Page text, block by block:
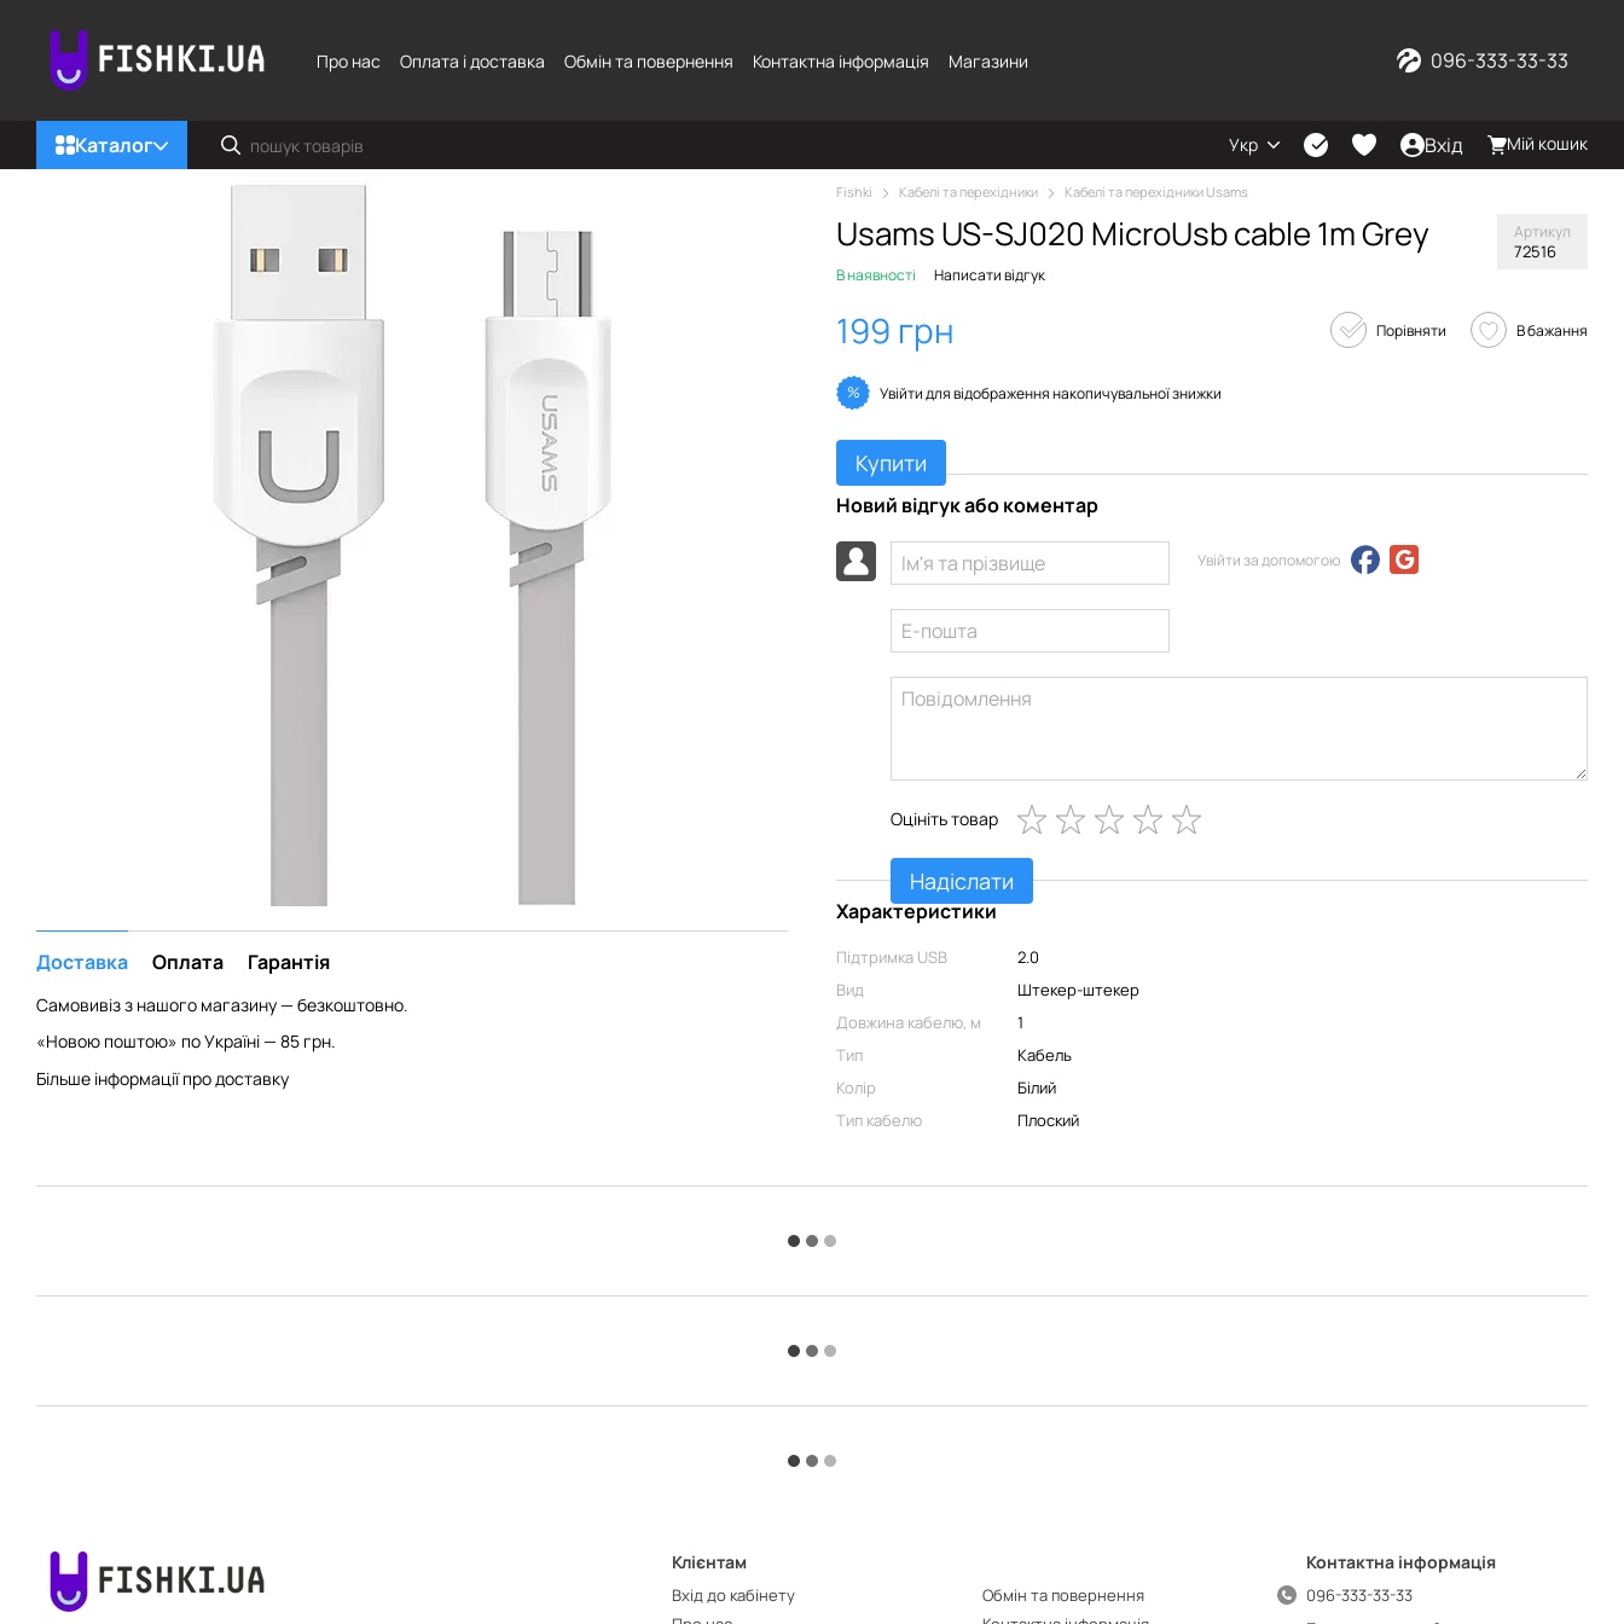
Про нас
Оплата і доставка Обмін та повернення Контактна інформація Магазини 096-333-33-33
Каталог Укр Вхід Мій кошик
Доставка Оплата Гарантія
Самовивіз з нашого магазину — безкоштовно.
«Новою поштою» по Україні — 85 грн.
Більше інформації про доставку
Fishki Кабелі та перехідники Кабелі та перехідники Usams
Usams US-SJ020 MicroUsb cable 1m Grey Артикул
72516
В наявності Написати відгук
199 грн Порівняти В бажання
% Увійтидля відображення накопичувальної знижки
Купити
Новий відгук або коментар
Увійти за допомогою
Оцініть товар
Надіслати
Характеристики
Підтримка USB
2.0
Вид
Штекер-штекер
Довжина кабелю, м
1
Тип
Кабель
Колір
Білий
Тип кабелю
Плоский
Клієнтам
Вхід до кабінету
Обмін та повернення
Контактна інформація
096-333-33-33